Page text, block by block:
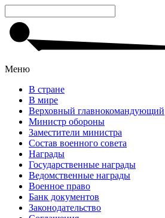
Меню
В стране
В мире
Верховный главнокомандующий
Министр обороны
Заместители министра
Состав военного совета
Награды
Государственные награды
Ведомственные награды
Военное право
Банк документов
Законодательство